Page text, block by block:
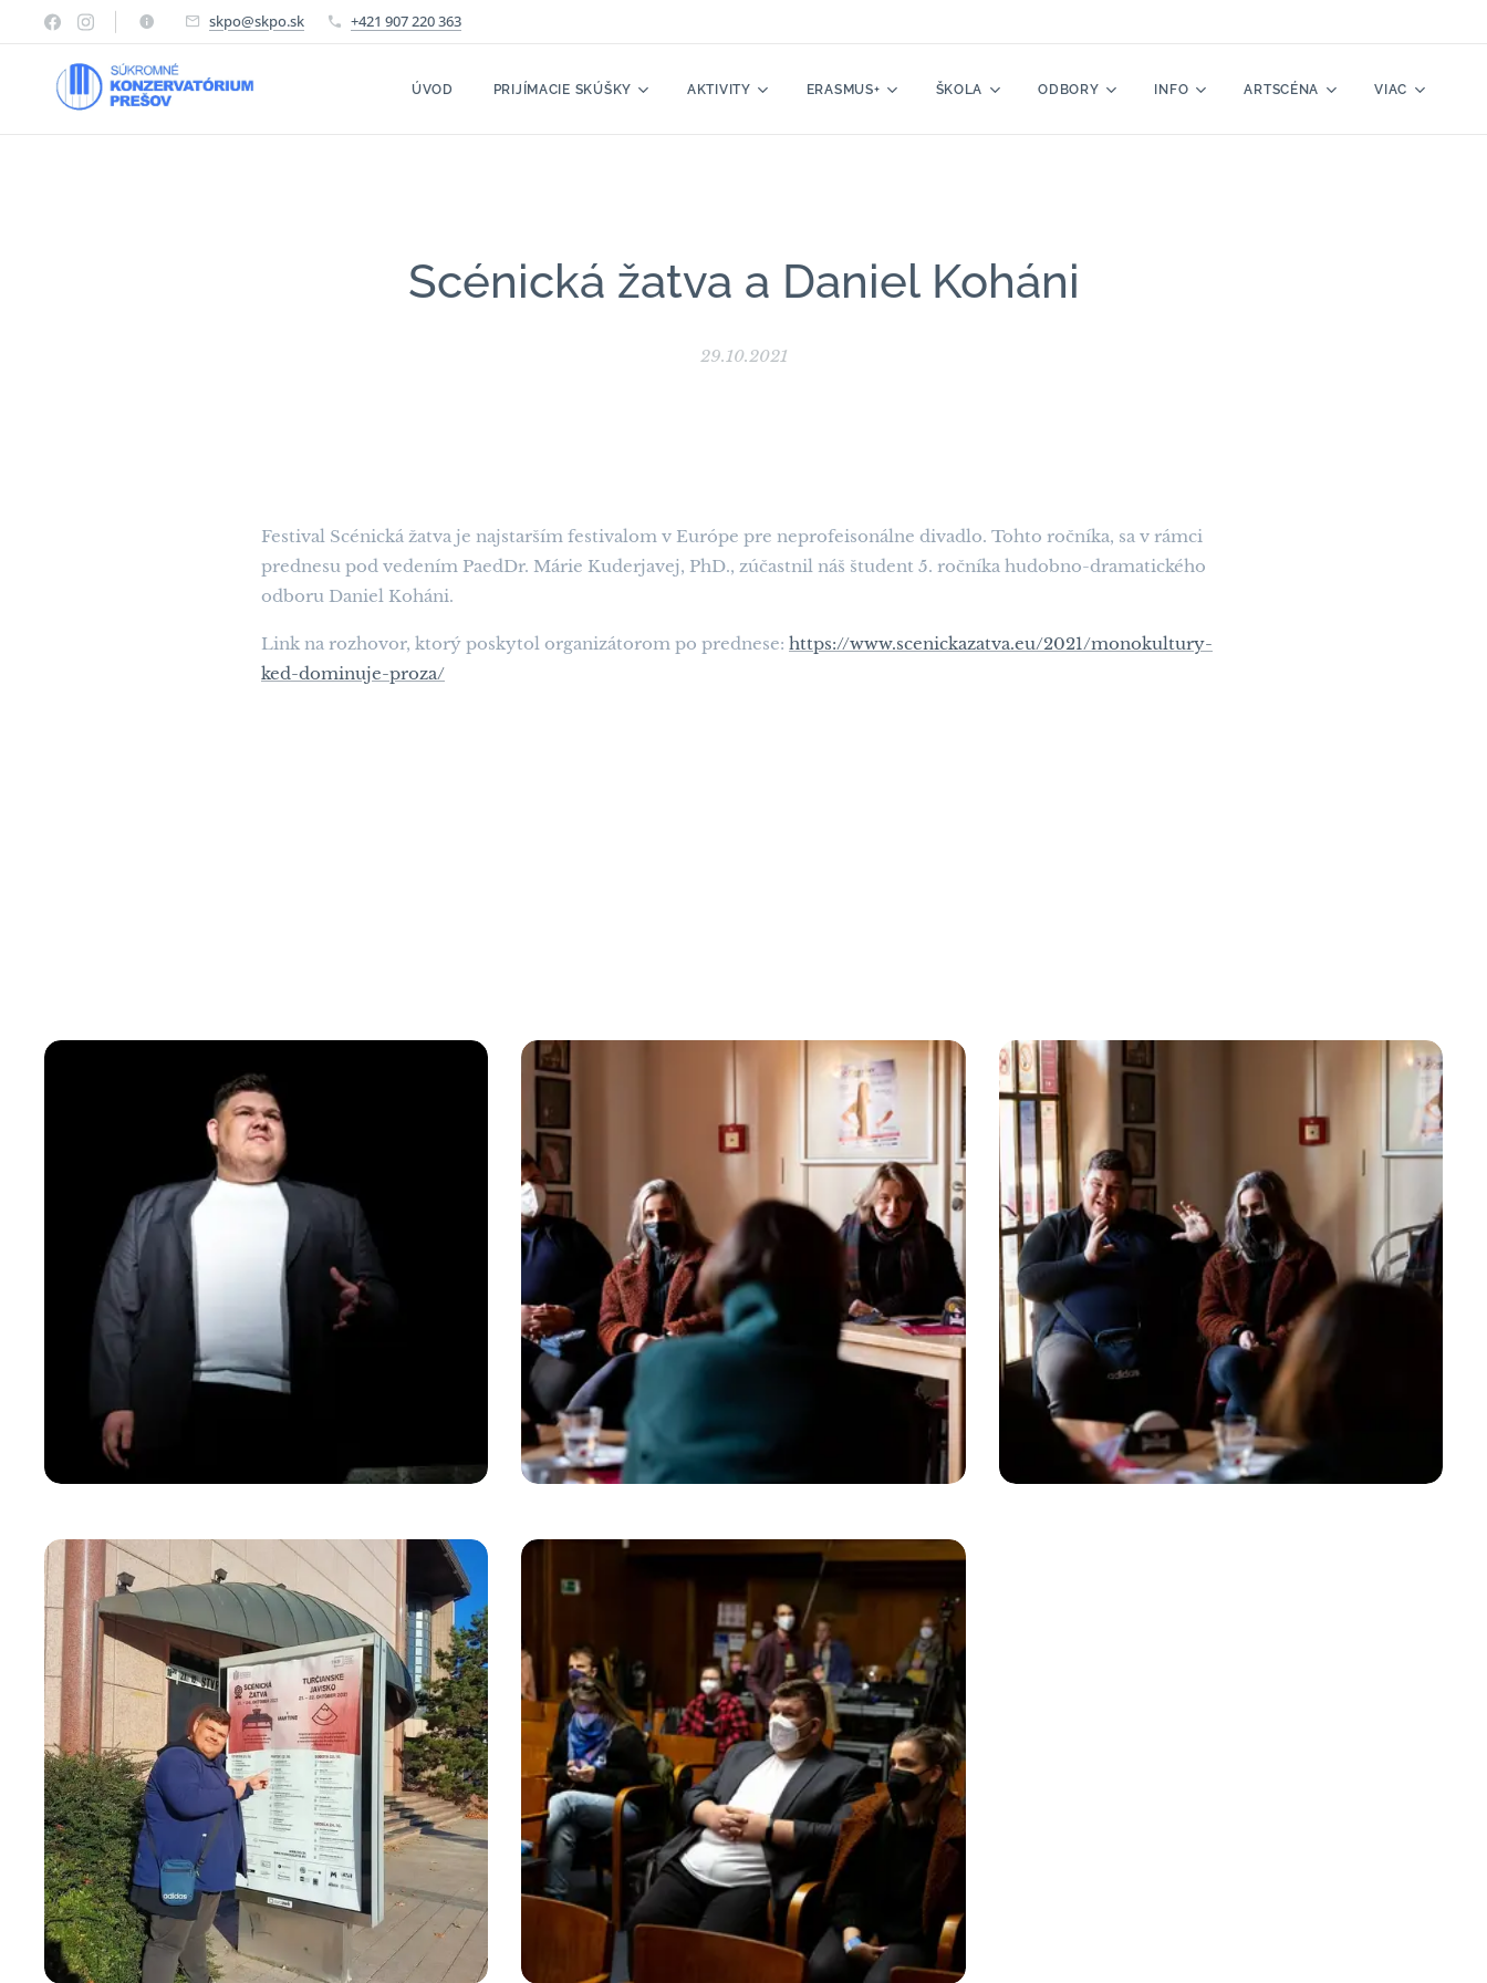
skpo@skpo.sk +421 907 220 363
ÚVOD PRIJÍMACIE SKÚŠKY AKTIVITY ERASMUS+ ŠKOLA ODBORY INFO ARTSCÉNA VIAC
Scénická žatva a Daniel Koháni
29.10.2021
Festival Scénická žatva je najstarším festivalom v Európe pre neprofeisonálne divadlo. Tohto ročníka, sa v rámci
prednesu pod vedením PaedDr. Márie Kuderjavej, PhD., zúčastnil náš študent 5. ročníka hudobno-dramatického
odboru Daniel Koháni.
Link na rozhovor, ktorý poskytol organizátorom po prednese: https://www.scenickazatva.eu/2021/monokultury-
ked-dominuje-proza/